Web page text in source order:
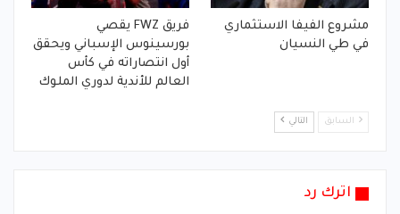
مشروع الفيفا الاستثماري
في طي النسيان
فريق FWZ يقصي
بورسينوس الإسباني ويحقق
أول انتصاراته في كأس
العالم للأندية لدوري الملوك
السابق التالي
اترك رد